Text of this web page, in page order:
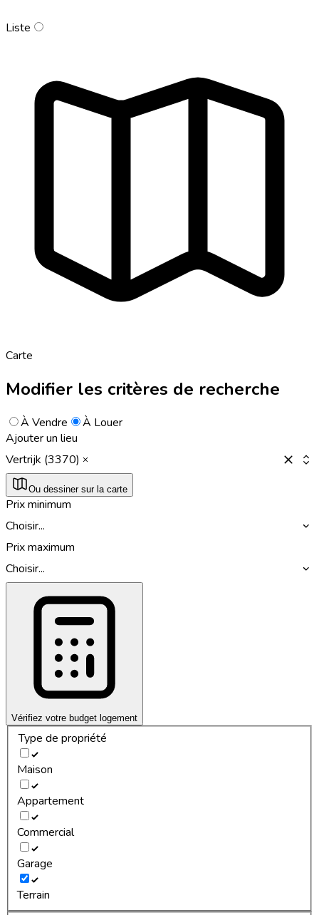
Liste
Carte
Modifier les critères de recherche
À Vendre
À Louer
Ajouter un lieu
Vertrijk (3370)
Ou dessiner sur la carte
Prix minimum
Choisir...
Prix maximum
Choisir...
Vérifiez votre budget logement
Type de propriété
Maison
Appartement
Commercial
Garage
Terrain